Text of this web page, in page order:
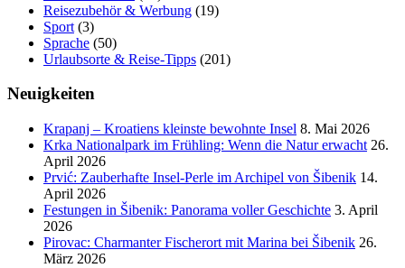
Reisezubehör & Werbung (19)
Sport (3)
Sprache (50)
Urlaubsorte & Reise-Tipps (201)
Neuigkeiten
Krapanj – Kroatiens kleinste bewohnte Insel 8. Mai 2026
Krka Nationalpark im Frühling: Wenn die Natur erwacht 26.
April 2026
Prvić: Zauberhafte Insel-Perle im Archipel von Šibenik 14.
April 2026
Festungen in Šibenik: Panorama voller Geschichte 3. April
2026
Pirovac: Charmanter Fischerort mit Marina bei Šibenik 26.
März 2026